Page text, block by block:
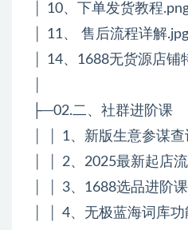
│ 10、下单发货教程
│ 11、 售后流程详解.jpg
│ 14、1688无货源店铺
├─02.二、社群进阶课
│ │ 1、新版生意参谋
│ │ 2、2025最新起店
│ │ 3、1688选品进阶
│ │ 4、无极蓝海词库